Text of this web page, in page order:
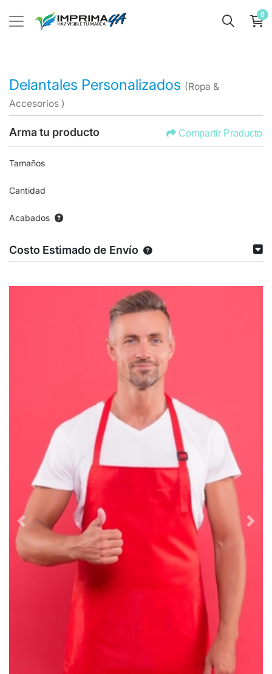
0
Delantales Personalizados (Ropa &
Accesorios )
Arma tu producto Compartir Producto
Tamaños
Cantidad
Acabados
Costo Estimado de Envío